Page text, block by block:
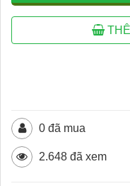
0 đã mua
2.648 đã xem